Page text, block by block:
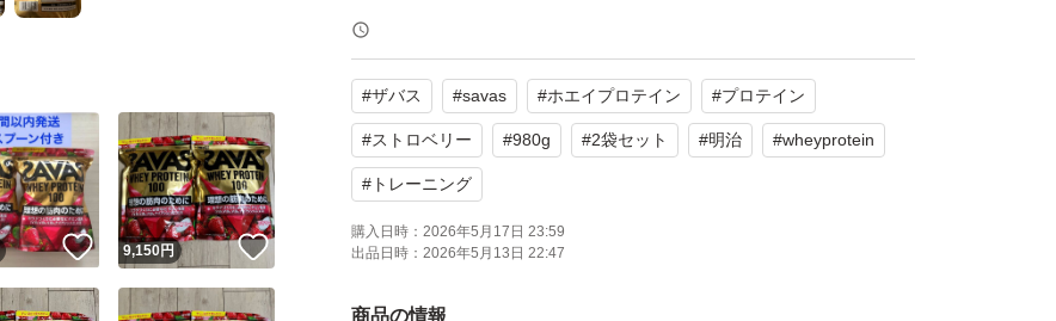
【ブランド】ザバス (SAVAS)
【商品名】ホエイプロテイン100 ストロベリー味
【内容量】980g × 2袋
【商品の状態】未使用
【その他】たんぱく原料としてホエイプロテイン100%使用
#ザバス #savas #ホエイプロテイン #プロテイン
#ストロベリー #980g #2袋セット #明治 #wheyprotein
# トレーニング
購入日時： 2026年5月17日 23:59
出品日時： 2026年5月13日 22:47
商品の情報
いいね！
9,150円 いいね！